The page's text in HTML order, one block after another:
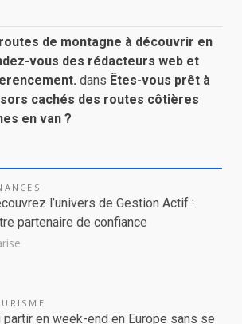
de montagne à découvrir en
vous des rédacteurs web et
dans Êtes-vous prêt à
cachés des routes côtières
en van ?
l’univers de Gestion Actif :
partenaire de confiance
partir en week-end en Europe sans se